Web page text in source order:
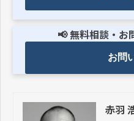
📢 無料相談・お
お問
赤羽